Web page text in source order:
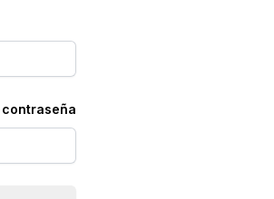
contraseña